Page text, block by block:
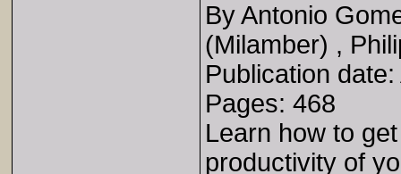
By Antonio
(Milamber) ,
Publication
Pages: 468
Learn how to
productivity of